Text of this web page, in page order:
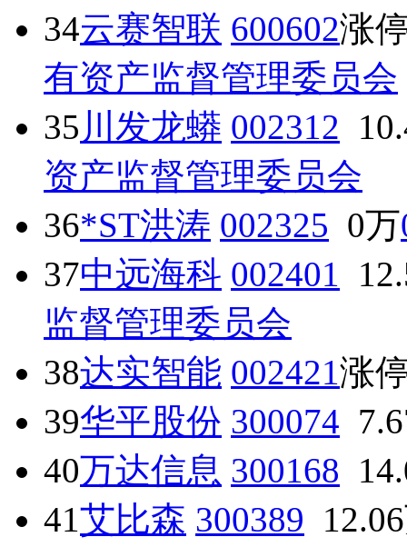
34云赛智联 600602涨
有资产监督管理委员会
35 川发龙蟒 002312
资产监督管理委员会
36*ST洪涛 002325 0万
37中远海科 002401
监督管理委员会
38达实智能 002421涨
39华平股份 300074
40万达信息 300168
41艾比森 300389